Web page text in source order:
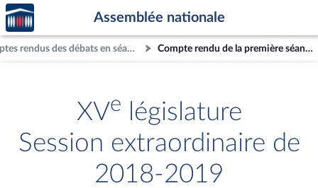
Aller au contenu
Aller en bas de la page
Accèder
à la
page
d'accueil
Assemblée nationale
Comptes rendus des débats en séance Compte rendu de la première séance du mercredi 03 juillet 2019
XVe
législature
Session extraordinaire de
2018-2019